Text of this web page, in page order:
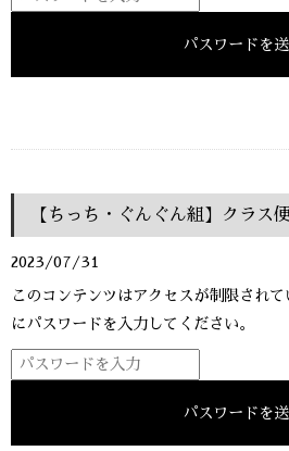
【ちっち・ぐんぐん組】クラス
2023/07/31
このコンテンツはアクセスが制限され
にパスワードを入力してください。